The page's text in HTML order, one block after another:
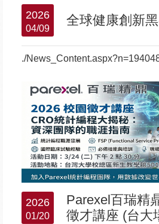
全球健康創新
2026
04/09
./
Parexel百瑞精
徵才講座 (台大
2026
01/20